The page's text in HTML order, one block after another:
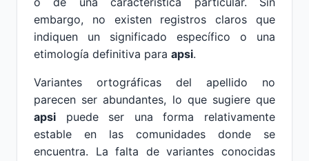
embargo, no existen registros claros que
indiquen un significado específico o una
etimología definitiva para apsi.
Variantes ortográficas del apellido no
parecen ser abundantes, lo que sugiere que
apsi puede ser una forma relativamente
estable en las comunidades donde se
encuentra. La falta de variantes conocidas